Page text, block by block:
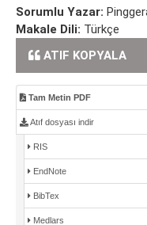
Sorumlu Yazar:
Makale Dili: Türkçe
ATIF KOPYALA
Tam Metin PDF
Atıf dosyası indir
RIS
EndNote
BibTex
Medlars